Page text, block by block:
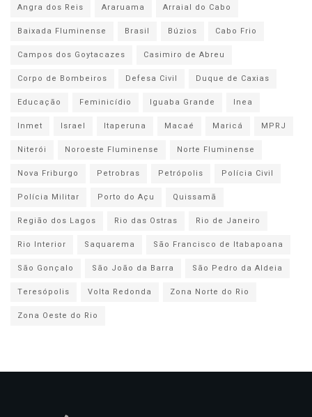
Angra dos Reis Araruama
Arraial do Cabo
Baixada Fluminense
Brasil Búzios
Cabo Frio
Campos dos Goytacazes
Casimiro de Abreu
Corpo de Bombeiros
Defesa Civil
Duque de Caxias
Educação
Feminicídio Iguaba Grande
Inea
Inmet
Israel Itaperuna Macaé Maricá
MPRJ
Niterói
Noroeste Fluminense
Norte Fluminense
Nova Friburgo
Petrobras Petrópolis
Polícia Civil
Polícia Militar
Porto do Açu
Quissamã
Região dos Lagos
Rio das Ostras
Rio de Janeiro
Rio Interior
Saquarema
São Francisco de Itabapoana
São Gonçalo
São João da Barra
São Pedro da Aldeia
Teresópolis
Volta Redonda
Zona Norte do Rio
Zona Oeste do Rio